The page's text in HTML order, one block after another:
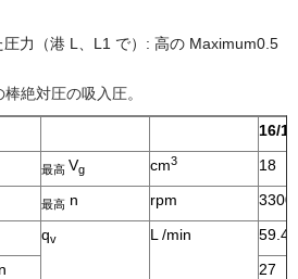
力（港 L、L1 で）: 高の Maximum0.5
絶対圧の吸入圧。
16/18
最高 Vg cm3
18
最高 n rpm
3300
qv L /min
59.4
27